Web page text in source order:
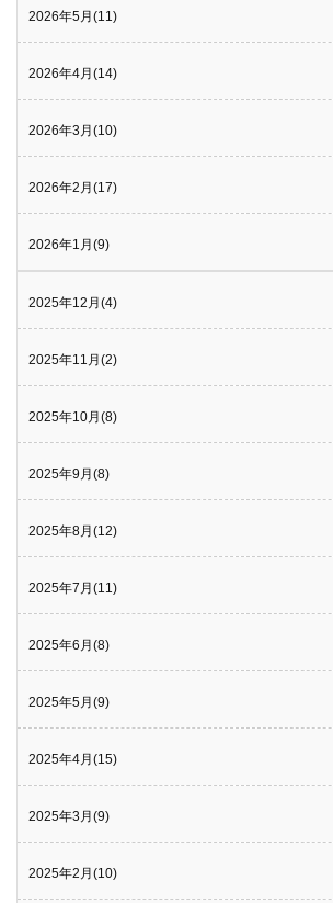
2026年5月(11)
2026年4月(14)
2026年3月(10)
2026年2月(17)
2026年1月(9)
2025年12月(4)
2025年11月(2)
2025年10月(8)
2025年9月(8)
2025年8月(12)
2025年7月(11)
2025年6月(8)
2025年5月(9)
2025年4月(15)
2025年3月(9)
2025年2月(10)